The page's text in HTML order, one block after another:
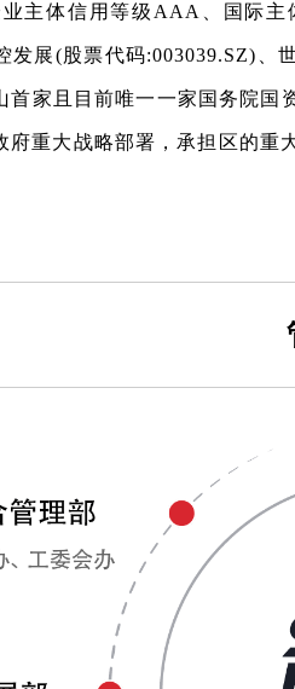
主体信用等级AAA、国际
发展(股票代码:003039.SZ)、
首家且目前唯一一家国务院国
府重大战略部署，承担区的重